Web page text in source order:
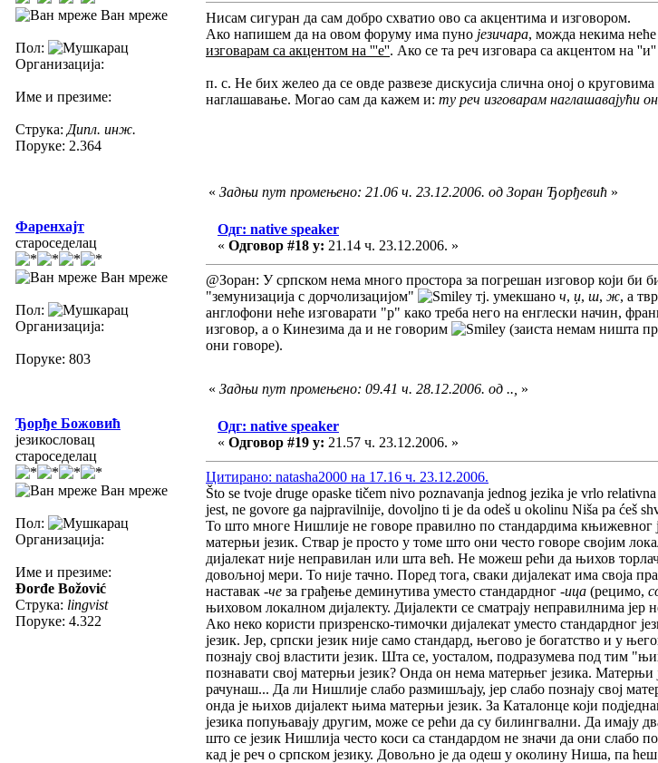
Ван мреже
Пол:
Организација:
Име и презиме:
Струка: Дипл. инж.
Поруке: 2.364
Нисам сигуран да сам добро схватио ово са акцентима и изговором.
Ако напишем да на овом форуму има пуно језичара, можда некима
изговарам са акцентом на '''е''. Ако се та реч изговара са акцентом на
п. с. Не бих желео да се овде развезе дискусија слична оној о
наглашавање. Могао сам да кажем и: ту реч изговарам наглашавајући
« Задњи пут промењено: 21.06 ч. 23.12.2006. од Зоран Ђорђевић »
Фаренхајт
староседелац
Ван мреже
Пол:
Организација:
Поруке: 803
Одг: native speaker
« Одговор #18 у: 21.14 ч. 23.12.2006. »
@Зоран: У српском нема много простора за погрешан изговор који би
"земунизација с дорчолизацијом"
тј. умекшано ч, џ, ш, ж, а
англофони неће изговарати "р" како треба него на енглески начин,
изговор, а о Кинезима да и не говорим
(заиста немам ништа
они говоре).
« Задњи пут промењено: 09.41 ч. 28.12.2006. од .., »
Ђорђе Божовић
језикословац
староседелац
Ван мреже
Пол:
Организација:
Име и презиме:
Đorđe Božović
Струка: lingvist
Поруке: 4.322
Одг: native speaker
« Одговор #19 у: 21.57 ч. 23.12.2006. »
Цитирано: natasha2000 на 17.16 ч. 23.12.2006.
Što se tvoje druge opaske tičem nivo poznavanja jednog jezika je vrlo
jest, ne govore ga najpravilnije, dovoljno ti je da odeš u okolinu Niša pa ćeš
То што многе Нишлије не говоре правилно по стандардима књижевног
матерњи језик. Ствар је просто у томе што они често говоре својим
дијалекат није неправилан или шта већ. Не можеш рећи да њихов
довољној мери. То није тачно. Поред тога, сваки дијалекат има
наставак -че за грађење деминутива уместо стандардног -ица (рецимо,
њиховом локалном дијалекту. Дијалекти се сматрају неправилнима јер
Ако неко користи призренско-тимочки дијалекат уместо стандардног
језик. Јер, српски језик није само стандард, његово је богатство и у
познају свој властити језик. Шта се, уосталом, подразумева под тим
познавати свој матерњи језик? Онда он нема матерњег језика. Матерњи
рачунаш... Да ли Нишлије слабо размишљају, јер слабо познају свој
онда је њихов дијалект њима матерњи језик. За Каталонце који
језика попуњавају другим, може се рећи да су билингвални. Да имају
што се језик Нишлија често коси са стандардом не значи да они слабо
кад је реч о српском језику. Довољно је да одеш у околину Ниша, па ћеш